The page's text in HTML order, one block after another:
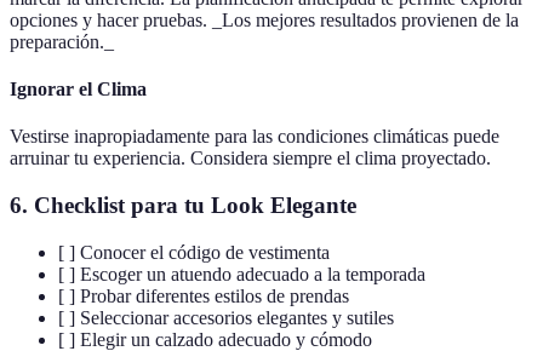
opciones y hacer pruebas. _Los mejores resultados provienen de la
preparación._
Ignorar el Clima
Vestirse inapropiadamente para las condiciones climáticas puede
arruinar tu experiencia. Considera siempre el clima proyectado.
6. Checklist para tu Look Elegante
[ ] Conocer el código de vestimenta
[ ] Escoger un atuendo adecuado a la temporada
[ ] Probar diferentes estilos de prendas
[ ] Seleccionar accesorios elegantes y sutiles
[ ] Elegir un calzado adecuado y cómodo